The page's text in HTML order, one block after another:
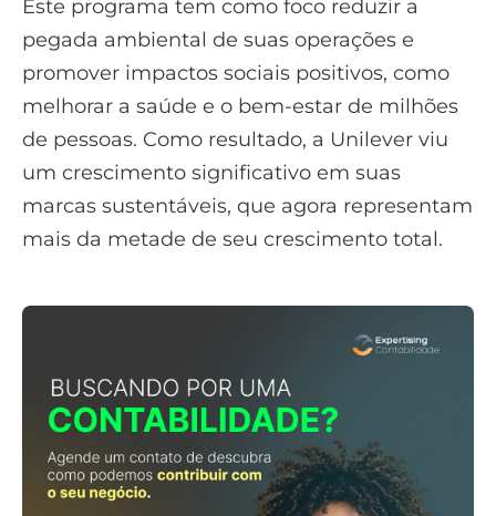
Este programa tem como foco reduzir a
pegada ambiental de suas operações e
promover impactos sociais positivos, como
melhorar a saúde e o bem-estar de milhões
de pessoas. Como resultado, a Unilever viu
um crescimento significativo em suas
marcas sustentáveis, que agora representam
mais da metade de seu crescimento total.